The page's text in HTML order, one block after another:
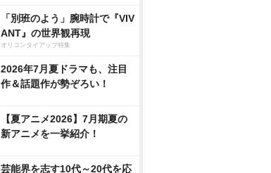
「別班のよう」腕時計で『VIV
ANT』の世界観再現
オリコンタイアップ特集
2026年7月夏ドラマも、注目
作＆話題作が勢ぞろい！
【夏アニメ2026】7月期夏の
新アニメを一挙紹介！
芸能界を志す10代～20代を応